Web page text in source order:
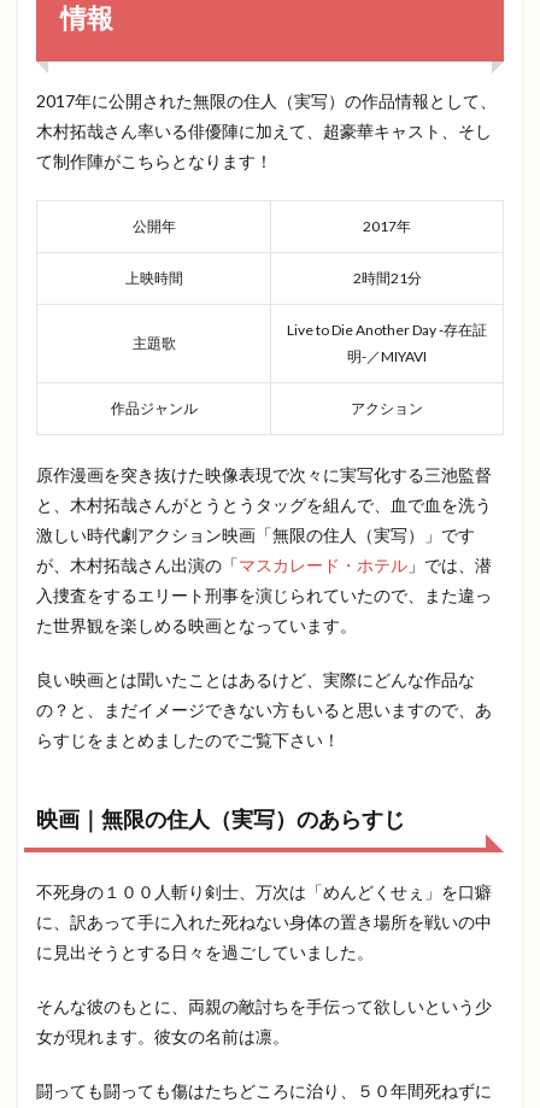
情報
2017年に公開された無限の住人（実写）の作品情報として、
木村拓哉さん率いる俳優陣に加えて、超豪華キャスト、そし
て制作陣がこちらとなります！
公開年 2017年
上映時間 2時間21分
主題歌
Live to Die Another Day -存在証
明-／MIYAVI
作品ジャンル アクション
原作漫画を突き抜けた映像表現で次々に実写化する三池監督
と、木村拓哉さんがとうとうタッグを組んで、血で血を洗う
激しい時代劇アクション映画「無限の住人（実写）」です
が、木村拓哉さん出演の「マスカレード・ホテル 」では、潜
入捜査をするエリート刑事を演じられていたので、また違っ
た世界観を楽しめる映画となっています。
良い映画とは聞いたことはあるけど、実際にどんな作品な
の？と、まだイメージできない方もいると思いますので、あ
らすじをまとめましたのでご覧下さい！
映画｜無限の住人（実写）のあらすじ
不死身の１００人斬り剣士、万次は「めんどくせぇ」を口癖
に、訳あって手に入れた死ねない身体の置き場所を戦いの中
に見出そうとする日々を過ごしていました。
そんな彼のもとに、両親の敵討ちを手伝って欲しいという少
女が現れます。彼女の名前は凛。
闘っても闘っても傷はたちどころに治り、５０年間死ねずに